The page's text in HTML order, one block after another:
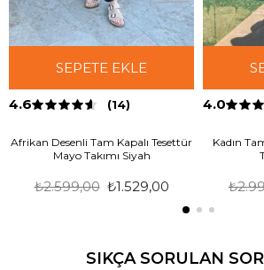
SEPETE EKLE
4.6 (14)
Afrikan Desenli Tam Kapalı Tesettür
Mayo Takımı Siyah
₺1.529,00
₺2.599,00
4.0
Kadın
SIKÇA SORULAN